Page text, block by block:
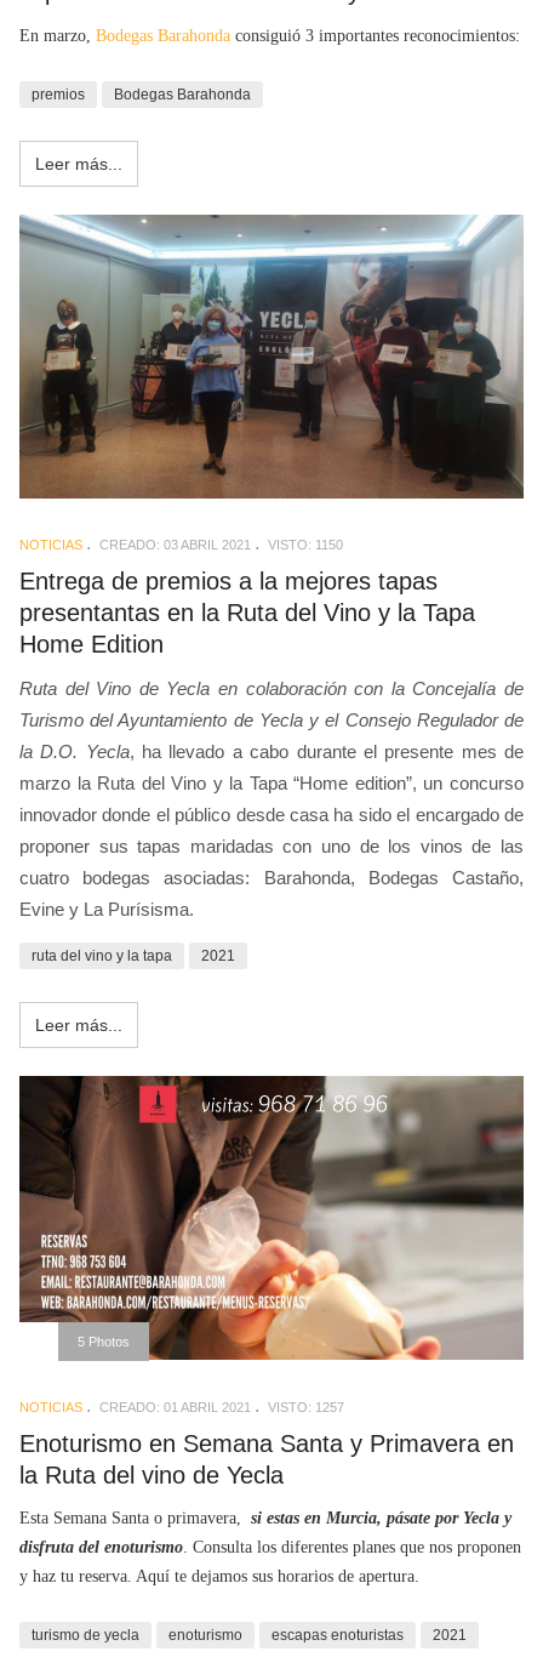
En marzo, Bodegas Barahonda consiguió 3 importantes reconocimientos:
premios Bodegas Barahonda
Leer más...
NOTICIAS CREADO: 03 ABRIL 2021 VISTO: 1150
Entrega de premios a la mejores tapas
presentantas en la Ruta del Vino y la Tapa
Home Edition
Ruta del Vino de Yecla en colaboración con la Concejalía de
Turismo del Ayuntamiento de Yecla y el Consejo Regulador de
la D.O. Yecla, ha llevado a cabo durante el presente mes de
marzo la Ruta del Vino y la Tapa “Home edition”, un concurso
innovador donde el público desde casa ha sido el encargado de
proponer sus tapas maridadas con uno de los vinos de las
cuatro bodegas asociadas: Barahonda, Bodegas Castaño,
Evine y La Purísisma.
ruta del vino y la tapa 2021
Leer más...
5 Photos
NOTICIAS CREADO: 01 ABRIL 2021 VISTO: 1257
Enoturismo en Semana Santa y Primavera en
la Ruta del vino de Yecla
Esta Semana Santa o primavera, si estas en Murcia, pásate por Yecla y
disfruta del enoturismo. Consulta los diferentes planes que nos proponen
y haz tu reserva. Aquí te dejamos sus horarios de apertura.
turismo de yecla enoturismo escapas enoturistas 2021